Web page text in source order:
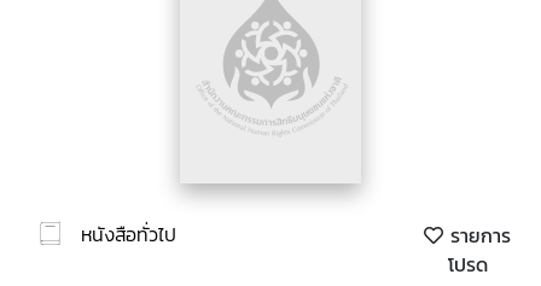
หนังสือทั่วไป
รายการ
โปรด